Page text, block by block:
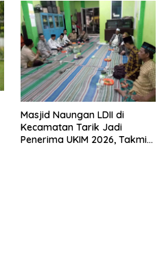
Masjid Naungan LDII di
Kecamatan Tarik Jadi
Penerima UKIM 2026, Takmir